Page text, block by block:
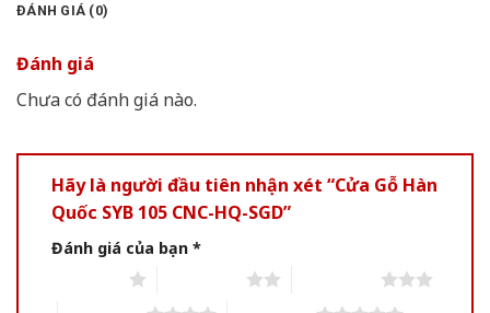
ĐÁNH GIÁ (0)
Đánh giá
Chưa có đánh giá nào.
Hãy là người đầu tiên nhận xét “Cửa Gỗ Hàn
Quốc SYB 105 CNC-HQ-SGD”
Đánh giá của bạn *